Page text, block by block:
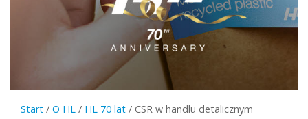
Start / O HL / HL 70 lat / CSR w handlu detalicznym